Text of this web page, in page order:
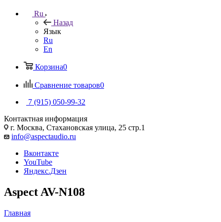
Ru
Назад
Язык
Ru
En
Корзина0
Сравнение товаров0
7 (915) 050-99-32
Контактная информация
г. Москва, Стахановская улица, 25 стр.1
info@aspectaudio.ru
Вконтакте
YouTube
Яндекс.Дзен
Aspect AV-N108
Главная